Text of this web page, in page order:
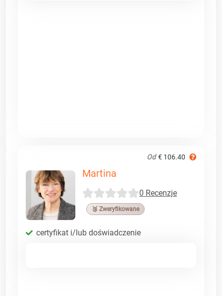
Od € 106.40
Martina
0 Recenzje
🥉 Zweryfikowane
certyfikat i/lub doświadczenie